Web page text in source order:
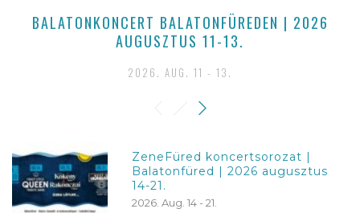
BALATONKONCERT BALATONFÜREDEN | 2026
AUGUSZTUS 11-13.
2026. AUG. 11 - 13.
ZeneFüred koncertsorozat |
Balatonfüred | 2026 augusztus
14-21.
2026. Aug. 14 - 21.